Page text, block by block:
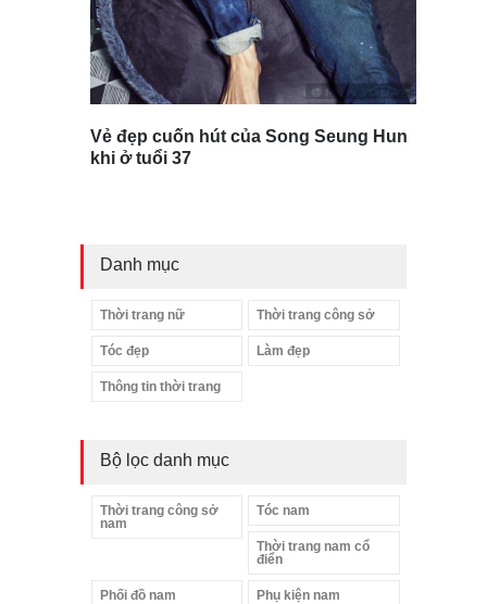
Vẻ đẹp cuốn hút của Song Seung Hun
khi ở tuổi 37
Danh mục
Thời trang nữ Thời trang công sở
Tóc đẹp Làm đẹp
Thông tin thời trang
Bộ lọc danh mục
Thời trang công sở
nam
Tóc nam
Thời trang nam cổ
điển
Phối đồ nam Phụ kiện nam